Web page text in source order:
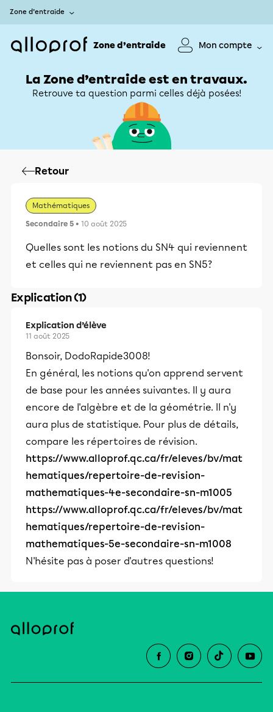
Zone d’entraide
Zone d’entraide Mon compte
La Zone d’entraide est en travaux.
Retrouve ta question parmi celles déjà posées!
Retour
Mathématiques
Secondaire 5 • 10 août 2025
Quelles sont les notions du SN4 qui reviennent
et celles qui ne reviennent pas en SN5?
Explication (1)
Explication d’élève
11 août 2025
Bonsoir, DodoRapide3008!
En général, les notions qu'on apprend servent
de base pour les années suivantes. Il y aura
encore de l'algèbre et de la géométrie. Il n'y
aura plus de statistique. Pour plus de détails,
compare les répertoires de révision.
https://www.alloprof.qc.ca/fr/eleves/bv/mat
hematiques/repertoire-de-revision-
mathematiques-4e-secondaire-sn-m1005
https://www.alloprof.qc.ca/fr/eleves/bv/mat
hematiques/repertoire-de-revision-
mathematiques-5e-secondaire-sn-m1008
N'hésite pas à poser d'autres questions!